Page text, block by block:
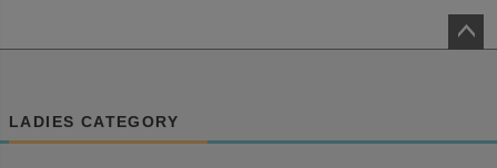
LADIES CATEGORY